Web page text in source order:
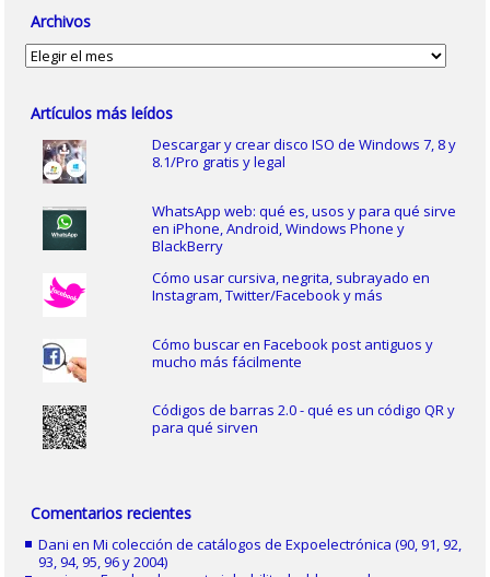
Archivos
Archivos
Artículos más leídos
Descargar y crear disco ISO de Windows 7, 8 y
8.1/Pro gratis y legal
WhatsApp web: qué es, usos y para qué sirve
en iPhone, Android, Windows Phone y
BlackBerry
Cómo usar cursiva, negrita, subrayado en
Instagram, Twitter/Facebook y más
Cómo buscar en Facebook post antiguos y
mucho más fácilmente
Códigos de barras 2.0 - qué es un código QR y
para qué sirven
Comentarios recientes
Dani enMi colección de catálogos de Expoelectrónica (90, 91, 92,
93, 94, 95, 96 y 2004)